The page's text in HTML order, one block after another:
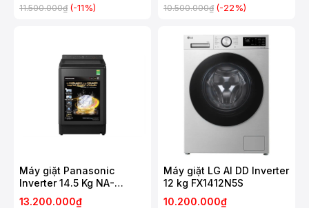
11.500.000₫ (-11%) 10.500.000₫ (-22%)
Máy giặt Panasonic
Inverter 14.5 Kg NA-
FD145V3BV
13.200.000₫
Máy giặt LG AI DD Inverter
12 kg FX1412N5S
10.200.000₫